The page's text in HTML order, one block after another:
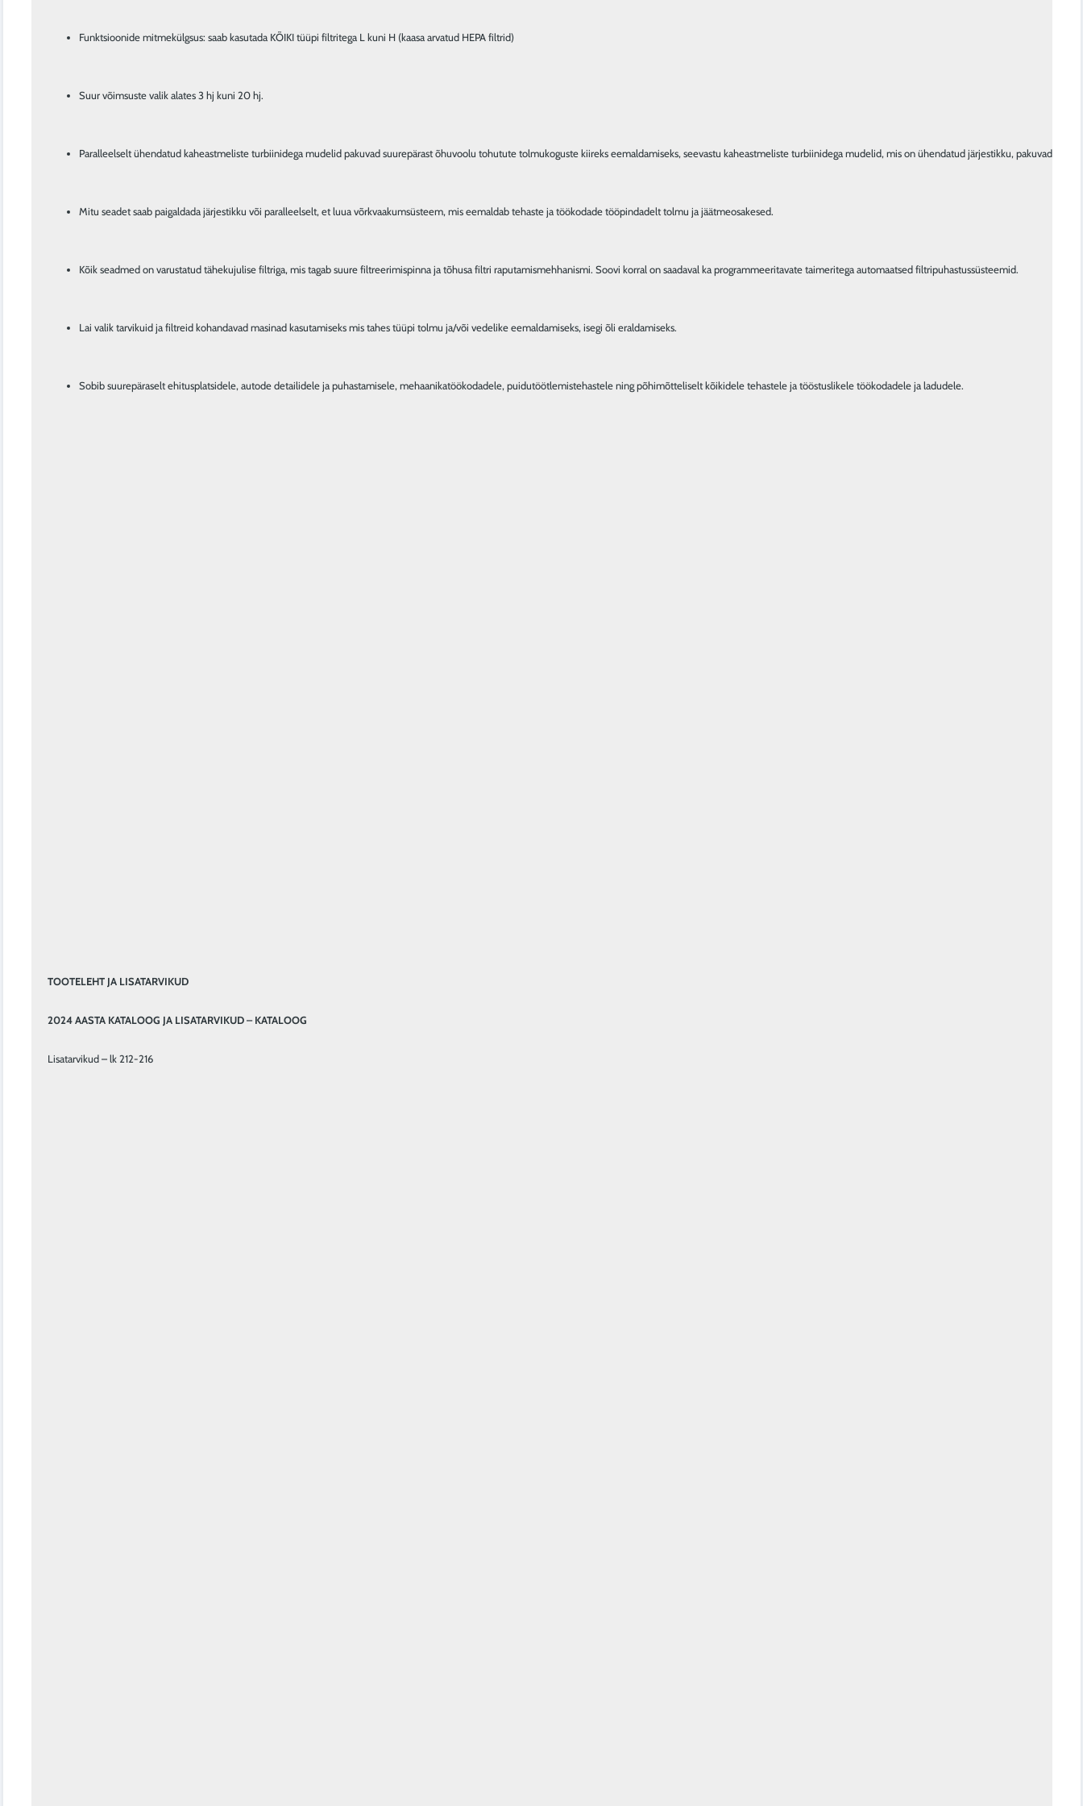
Funktsioonide mitmekülgsus: saab kasutada KÕIKI tüüpi filtritega L kuni H (kaasa arvatud HEPA filtrid)
Suur võimsuste valik alates 3 hj kuni 20 hj.
Paralleelselt ühendatud kaheastmeliste turbiinidega mudelid pakuvad suurepärast õhuvoolu tohutute tolmukoguste kiireks eemaldamiseks, seevastu kaheastmeliste turbiinidega mudelid, mis on ühendatud järjestikku, pakuvad
Mitu seadet saab paigaldada järjestikku või paralleelselt, et luua võrkvaakumsüsteem, mis eemaldab tehaste ja töökodade tööpindadelt tolmu ja jäätmeosakesed.
Kõik seadmed on varustatud tähekujulise filtriga, mis tagab suure filtreerimispinna ja tõhusa filtri raputamismehhanismi. Soovi korral on saadaval ka programmeeritavate taimeritega automaatsed filtripuhastussüsteemid.
Lai valik tarvikuid ja filtreid kohandavad masinad kasutamiseks mis tahes tüüpi tolmu ja/või vedelike eemaldamiseks, isegi õli eraldamiseks.
Sobib suurepäraselt ehitusplatsidele, autode detailidele ja puhastamisele, mehaanikatöökodadele, puidutöötlemistehastele ning põhimõtteliselt kõikidele tehastele ja tööstuslikele töökodadele ja ladudele.
TOOTELEHT JA LISATARVIKUD
2024 AASTA KATALOOG JA LISATARVIKUD – KATALOOG
Lisatarvikud – lk 212-216